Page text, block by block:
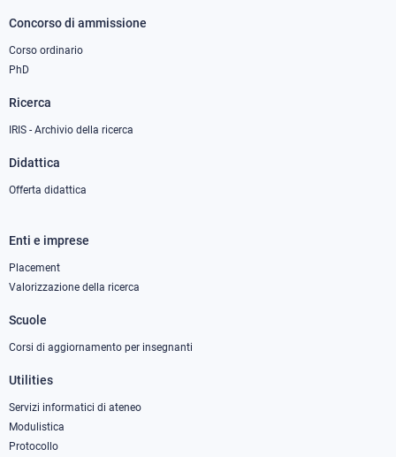
Concorso di ammissione
Corso ordinario
PhD
Ricerca
IRIS - Archivio della ricerca
Didattica
Offerta didattica
Footer
column
Enti e imprese
Placement
Valorizzazione della ricerca
Scuole
Corsi di aggiornamento per insegnanti
Utilities
Servizi informatici di ateneo
Modulistica
Protocollo